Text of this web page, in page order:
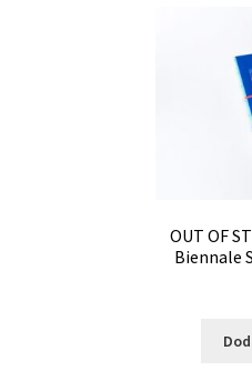
OUT OF
Biennale